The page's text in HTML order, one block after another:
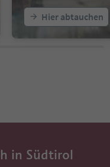
Hier abtauchen
in Südtirol